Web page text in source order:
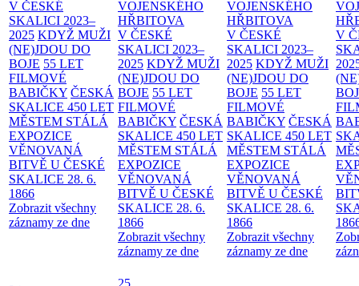
V ČESKÉ
SKALICI 2023–
2025 KDYŽ MUŽI
(NE)JDOU DO
BOJE 55 LET
FILMOVÉ
BABIČKY ČESKÁ
SKALICE 450 LET
MĚSTEM STÁLÁ
EXPOZICE
VĚNOVANÁ
BITVĚ U ČESKÉ
SKALICE 28. 6.
1866
Zobrazit všechny
záznamy ze dne
VOJENSKÉHO
HŘBITOVA
V ČESKÉ
SKALICI 2023–
2025 KDYŽ MUŽI
(NE)JDOU DO
BOJE 55 LET
FILMOVÉ
BABIČKY ČESKÁ
SKALICE 450 LET
MĚSTEM STÁLÁ
EXPOZICE
VĚNOVANÁ
BITVĚ U ČESKÉ
SKALICE 28. 6.
1866
Zobrazit všechny
záznamy ze dne
VOJENSKÉHO
HŘBITOVA
V ČESKÉ
SKALICI 2023–
2025 KDYŽ MUŽI
(NE)JDOU DO
BOJE 55 LET
FILMOVÉ
BABIČKY ČESKÁ
SKALICE 450 LET
MĚSTEM STÁLÁ
EXPOZICE
VĚNOVANÁ
BITVĚ U ČESKÉ
SKALICE 28. 6.
1866
Zobrazit všechny
záznamy ze dne
V
25